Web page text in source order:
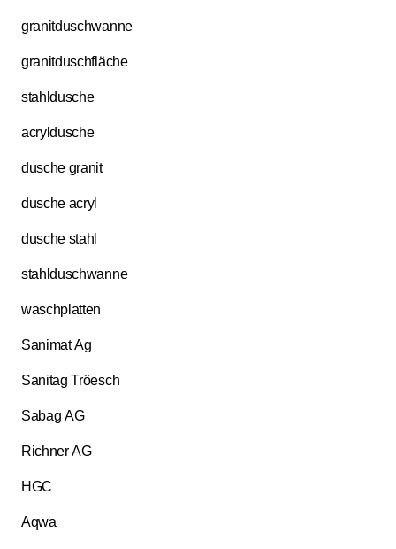
granitduschwanne
granitduschfläche
stahldusche
acryldusche
dusche granit
dusche acryl
dusche stahl
stahlduschwanne
waschplatten
Sanimat Ag
Sanitag Tröesch
Sabag AG
Richner AG
HGC
Aqwa